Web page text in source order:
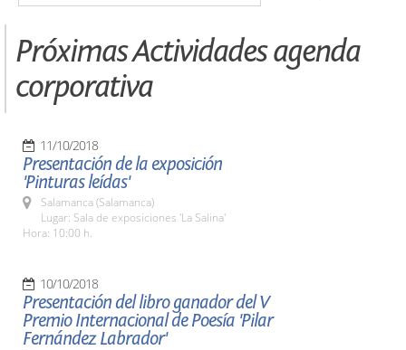
Próximas Actividades agenda
corporativa
11/10/2018
Presentación de la exposición
'Pinturas leídas'
Salamanca (Salamanca)
Lugar: Sala de exposiciones 'La Salina'
Hora: 10:00 h.
10/10/2018
Presentación del libro ganador del V
Premio Internacional de Poesía 'Pilar
Fernández Labrador'